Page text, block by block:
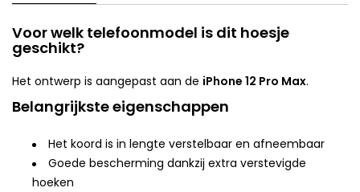
Voor welk telefoonmodel is dit hoesje
geschikt?
Het ontwerp is aangepast aan de iPhone 12 Pro Max.
Belangrijkste eigenschappen
Het koord is in lengte verstelbaar en afneembaar
Goede bescherming dankzij extra verstevigde
hoeken